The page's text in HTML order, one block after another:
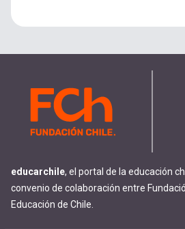
educarchile, el portal de la educación
convenio de colaboración entre
Educación de Chile.